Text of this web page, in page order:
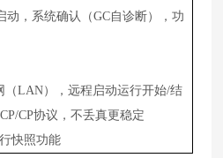
动，系统确认（GC自诊断），功
（LAN），远程启动运行开始/结
CP协议，不丢真更稳定
快照功能